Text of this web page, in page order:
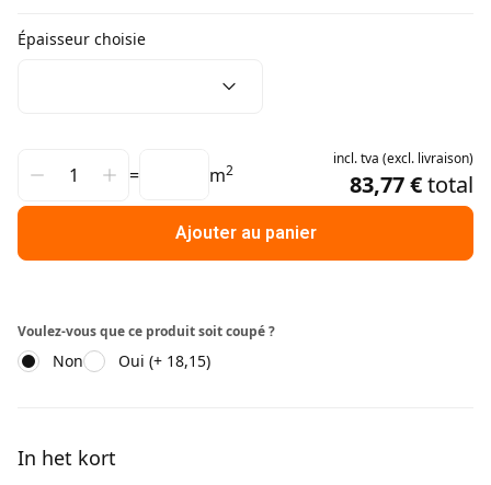
Épaisseur choisie
= m2
incl.tva (excl. livraison)
83,77 €total
Ajouter au panier
Voulez-vous que ce produit soit coupé ?
Non Oui (+ 18,15)
In het kort